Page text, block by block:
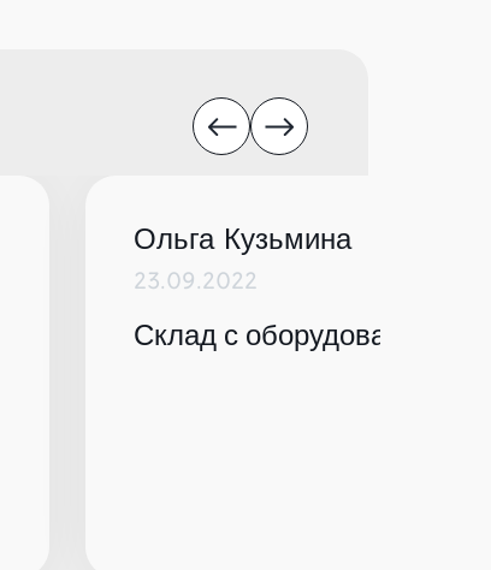
Ольга Кузьмина
23.09.2022
Склад с оборудованием